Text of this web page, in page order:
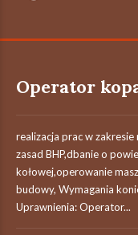
Operator
realizacja prac w
zasad BHP,dbanie o
kołowej,operowanie
budowy, Wymagania
Uprawnienia: Operator...